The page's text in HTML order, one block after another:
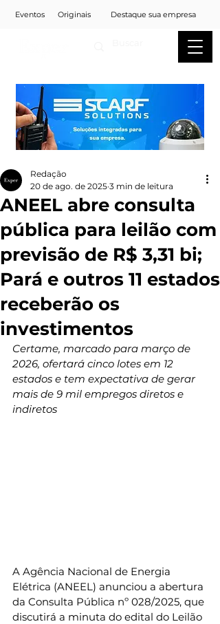
Eventos Originais Destaque sua empresa
ANEEL abre consulta
pública para leilão com
previsão de R$ 3,31 bi;
Pará e outros 11 estados
receberão os
investimentos
Redação
20 de ago. de 2025 3 min de leitura
Certame, marcado para março de
2026, ofertará cinco lotes em 12
estados e tem expectativa de gerar
mais de 9 mil empregos diretos e
indiretos
A Agência Nacional de Energia
Elétrica (ANEEL) anunciou a abertura
da Consulta Pública nº 028/2025, que
discutirá a minuta do edital do Leilão